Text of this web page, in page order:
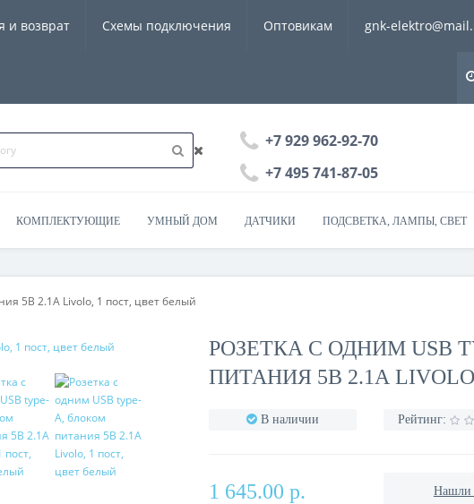
и возврат Схемы подключения Оптовикам gnk-
+7 929 962-92-70
+7 495 741-87-05
КОМПЛЕКТУЮЩИЕ УМНЫЙ ДОМ ДАТЧИКИ ПОДСВЕТКА, ЛАМПЫ, СВЕТ
5В 2.1А Livolo, 1 пост, цвет белый
РОЗЕТКА С ОДНИМ USB
ПИТАНИЯ 5В 2.1А
В наличии Рейтинг:
1 645.00 р. Нашли